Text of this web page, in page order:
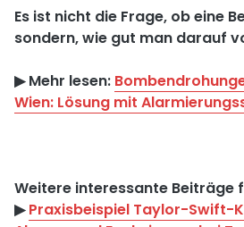
Es ist nicht die Frage, ob eine
sondern, wie gut man darauf
▶︎ Mehr lesen:
Wien: Lösung mit
Weitere interessante Beiträge
▶︎Praxisbeispiel Taylor-Swift-